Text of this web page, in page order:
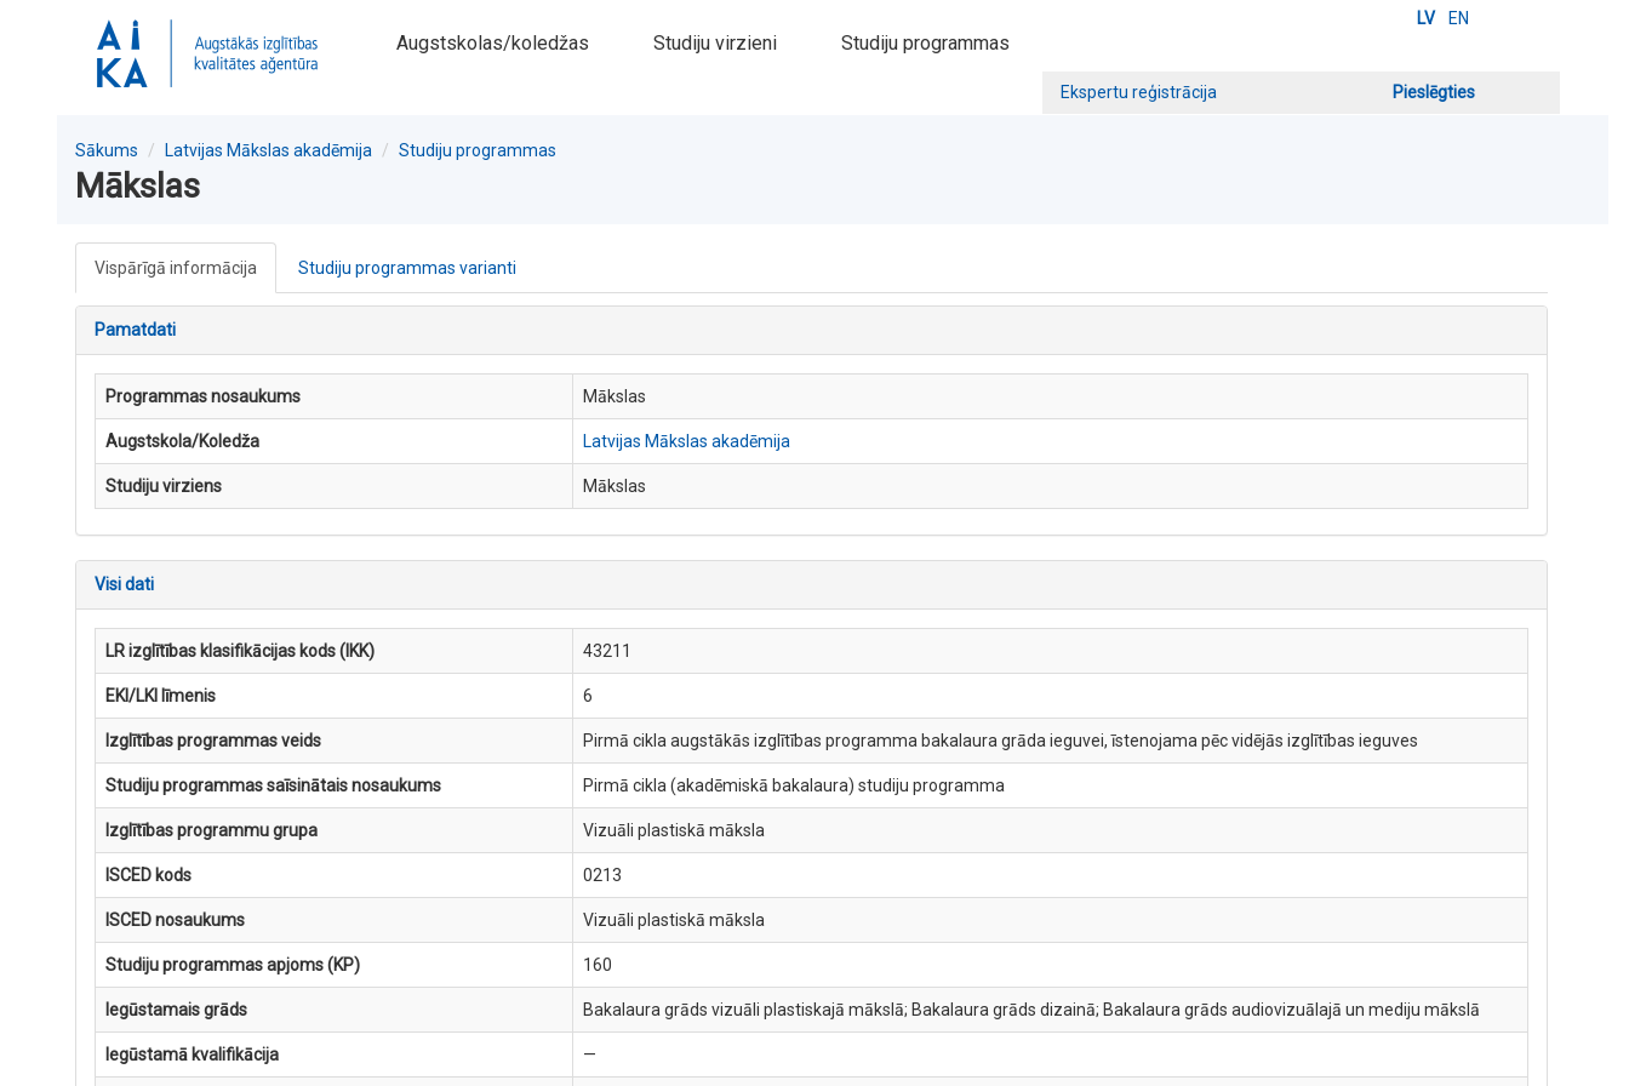
LV EN
Augstskolas/koledžas Studiju virzieni Studiju programmas
Ekspertu reģistrācija Pieslēgties
Sākums Latvijas Mākslas akadēmija Studiju programmas
Mākslas
Vispārīgā informācija Studiju programmas varianti
Pamatdati
Programmas nosaukums Mākslas
Augstskola/Koledža Latvijas Mākslas akadēmija
Studiju virziens Mākslas
Visi dati
LR izglītības klasifikācijas kods (IKK) 43211
EKI/LKI līmenis 6
Izglītības programmas veids Pirmā cikla augstākās izglītības programma bakalaura grāda ieguvei, īstenojama pēc vidējās izglītības ieguves
Studiju programmas saīsinātais nosaukums Pirmā cikla (akadēmiskā bakalaura) studiju programma
Izglītības programmu grupa Vizuāli plastiskā māksla
ISCED kods 0213
ISCED nosaukums Vizuāli plastiskā māksla
Studiju programmas apjoms (KP) 160
Iegūstamais grāds Bakalaura grāds vizuāli plastiskajā mākslā; Bakalaura grāds dizainā; Bakalaura grāds audiovizuālajā un mediju mākslā
Iegūstamā kvalifikācija —